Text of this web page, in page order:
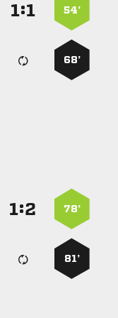
54’
:
68’
78’
:
81’